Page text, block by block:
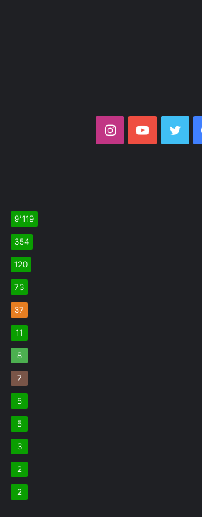
فيسبوك تويتر يوتيوب
9٬119
354
120
73
37
11
8
7
5
5
3
2
2